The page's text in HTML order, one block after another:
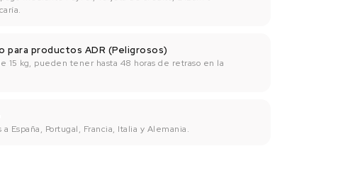
para productos ADR (Peligrosos)
15 kg, pueden tener hasta 48 horas de retraso en la
España, Portugal, Francia, Italia y Alemania.